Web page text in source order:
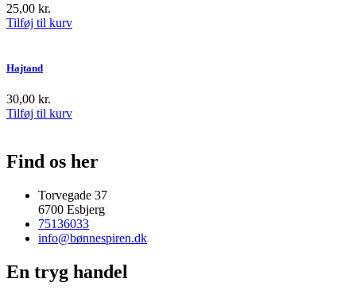
25,00 kr.
Tilføj til kurv
Hajtand
30,00 kr.
Tilføj til kurv
Find os her
Torvegade 37
6700 Esbjerg
75136033
info@bønnespiren.dk
En tryg handel